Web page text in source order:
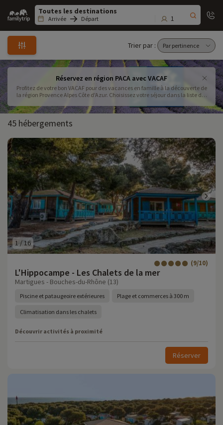
Family
trip
Arrivée Départ 1
Trier par :
Réservez en région PACA avec VACAF
Profitez de votre bon VACAF pour des vacances en famille à la découverte de
la région Provence Alpes Côte d'Azur. Choisissez votre séjour dans la liste des
45 hébergements
1 / 16
L'Hippocampe - Les Chalets de la mer
(9/10)
Martigues - Bouches-du-Rhône (13)
Piscine et pataugeoire extérieures Plage et commerces à 300 m
Climatisation dans les chalets
Découvrir activités à proximité
Réserver